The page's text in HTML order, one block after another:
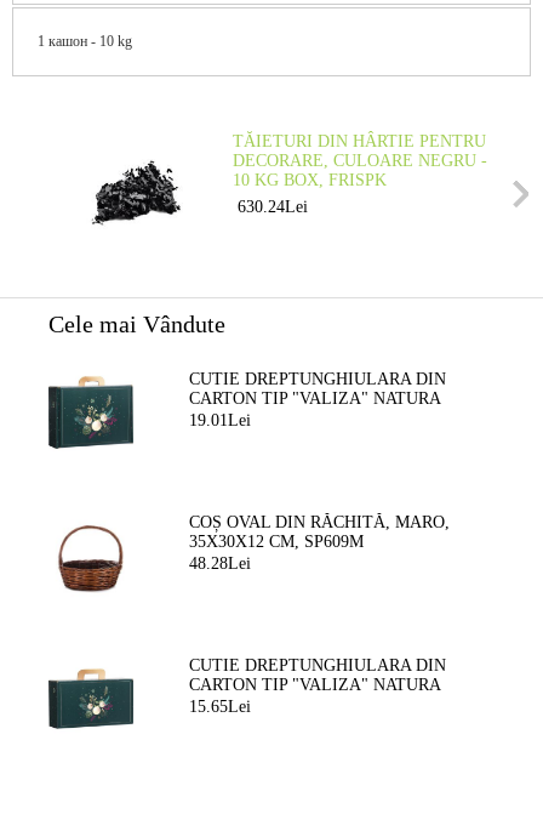
1 кашон - 10 kg
TĂIETURI DIN HÂRTIE PENTRU
DECORARE, CULOARE NEGRU -
10 KG BOX, FRISPK
630.24Lei
Cele mai Vândute
CUTIE DREPTUNGHIULARA DIN
CARTON TIP "VALIZA" NATURA
FERMECATA VERDE/AURIE, 34,2 X
19.01Lei
COȘ OVAL DIN RĂCHITĂ, MARO,
35X30X12 CM, SP609M
48.28Lei
CUTIE DREPTUNGHIULARA DIN
CARTON TIP "VALIZA" NATURA
FERMEATA VERDE/AURIE, 33,0 X 18,5
15.65Lei